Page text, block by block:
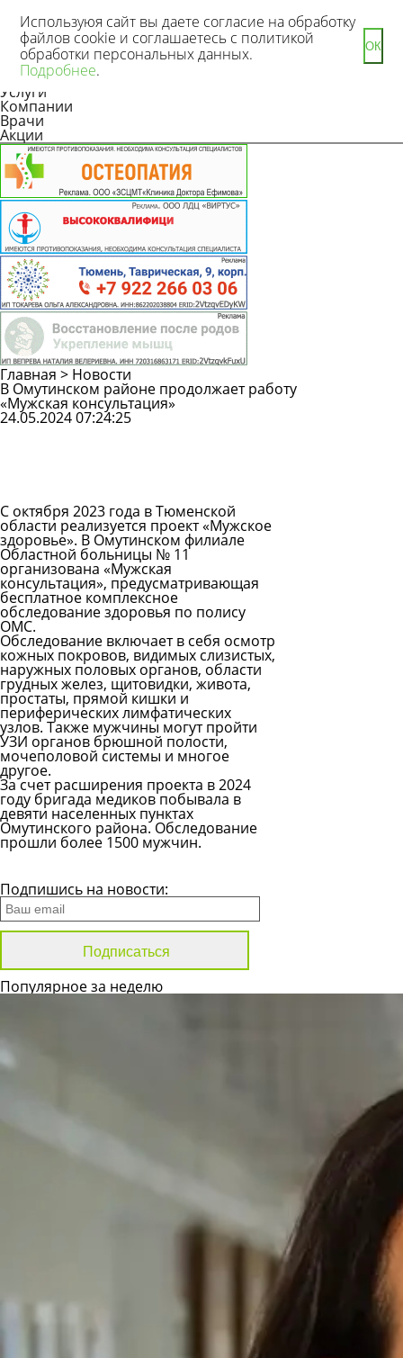
Новости
Статьи
Услуги
Компании
Врачи
Акции
Главная > Новости
В Омутинском районе продолжает работу
«Мужская консультация»
24.05.2024 07:24:25
С октября 2023 года в Тюменской
области реализуется проект «Мужское
здоровье». В Омутинском филиале
Областной больницы № 11
организована «Мужская
консультация», предусматривающая
бесплатное комплексное
обследование здоровья по полису
ОМС.
Обследование включает в себя осмотр
кожных покровов, видимых слизистых,
наружных половых органов, области
грудных желез, щитовидки, живота,
простаты, прямой кишки и
периферических лимфатических
узлов. Также мужчины могут пройти
УЗИ органов брюшной полости,
мочеполовой системы и многое
другое.
За счет расширения проекта в 2024
году бригада медиков побывала в
девяти населенных пунктах
Омутинского района. Обследование
прошли более 1500 мужчин.
Подпишись на новости:
Популярное за неделю
Используюя сайт вы даете согласие на обработку
файлов cookie и соглашаетесь с политикой
обработки персональных данных.
Подробнее.
ОК